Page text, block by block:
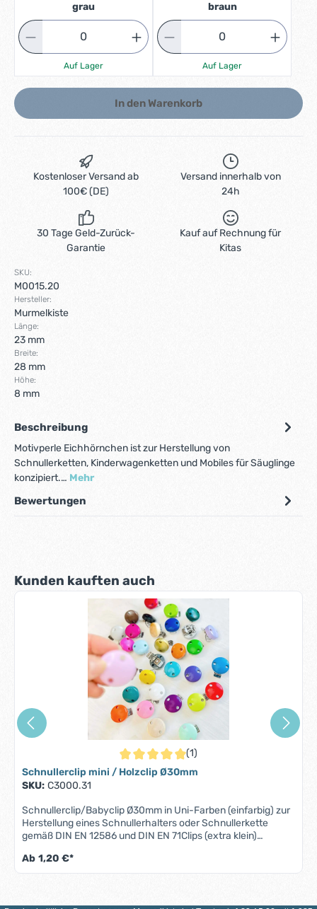
grau
Auf Lager
braun
Auf Lager
In den Warenkorb
Kostenloser Versand ab
100€ (DE)
Versand innerhalb von
24h
30 Tage Geld-Zurück-
Garantie
Kauf auf Rechnung für
Kitas
SKU:
M0015.20
Hersteller:
Murmelkiste
Länge:
23 mm
Breite:
28 mm
Höhe:
8 mm
Beschreibung
Motivperle Eichhörnchen ist zur Herstellung von
Schnullerketten, Kinderwagenketten und Mobiles für Säuglinge
konzipiert.… Mehr
Bewertungen
Produktgalerie überspringen
Kunden kauften auch
Durchschnittliche Bewertung von 5 von 5
(1)
Schnullerclip mini / Holzclip Ø30mm
SKU: C3000.31
Schnullerclip/Babyclip Ø30mm in Uni-Farben (einfarbig) zur
Herstellung eines Schnullerhalters oder Schnullerkette
gemäß DIN EN 12586 und DIN EN 71Clips (extra klein)
Edelstahl• Farbe: nach Belieben aus verschiedenen
Farbnuancen wählbar • Hergestellt in Deutschland •
Ab 1,20 €*